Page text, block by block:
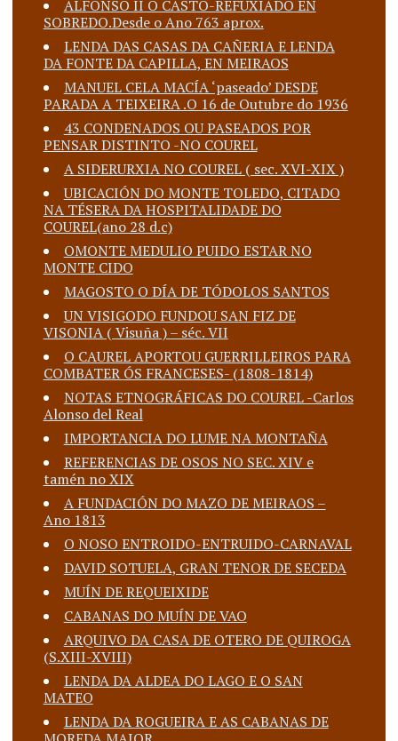
ALFONSO II O CASTO-REFUXIADO EN
SOBREDO.Desde o Ano 763 aprox.
LENDA DAS CASAS DA CAÑERIA E LENDA
DA FONTE DA CAPILLA, EN MEIRAOS
MANUEL CELA MACÍA ‘paseado’ DESDE
PARADA A TEIXEIRA .O 16 de Outubre do 1936
43 CONDENADOS OU PASEADOS POR
PENSAR DISTINTO -NO COUREL
A SIDERURXIA NO COUREL ( sec. XVI-XIX )
UBICACIÓN DO MONTE TOLEDO, CITADO
NA TÉSERA DA HOSPITALIDADE DO
COUREL(ano 28 d.c)
OMONTE MEDULIO PUIDO ESTAR NO
MONTE CIDO
MAGOSTO O DÍA DE TÓDOLOS SANTOS
UN VISIGODO FUNDOU SAN FIZ DE
VISONIA ( Visuña ) – séc. VII
O CAUREL APORTOU GUERRILLEIROS PARA
COMBATER ÓS FRANCESES- (1808-1814)
NOTAS ETNOGRÁFICAS DO COUREL -Carlos
Alonso del Real
IMPORTANCIA DO LUME NA MONTAÑA
REFERENCIAS DE OSOS NO SEC. XIV e
tamén no XIX
A FUNDACIÓN DO MAZO DE MEIRAOS –
Ano 1813
O NOSO ENTROIDO-ENTRUIDO-CARNAVAL
DAVID SOTUELA, GRAN TENOR DE SECEDA
MUÍN DE REQUEIXIDE
CABANAS DO MUÍN DE VAO
ARQUIVO DA CASA DE OTERO DE QUIROGA
(S.XIII-XVIII)
LENDA DA ALDEA DO LAGO E O SAN
MATEO
LENDA DA ROGUEIRA E AS CABANAS DE